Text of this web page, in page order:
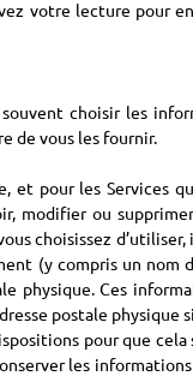
votre lecture pour
choisir les
de vous les fournir.
et pour les Services
modifier ou
choisissez
(y compris un nom
physique. Ces
postale physique
pour que
les